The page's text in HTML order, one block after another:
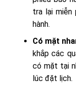
tra lại miễn
hành.
Có mặt
khắp các
có mặt tại
lúc đặt lịch.